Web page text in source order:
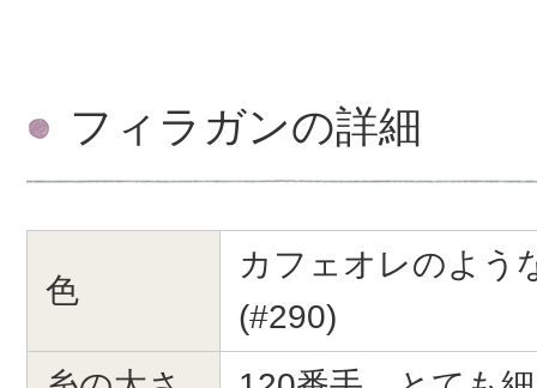
フィラガンの詳細
色
カフェオレのよう
(#290)